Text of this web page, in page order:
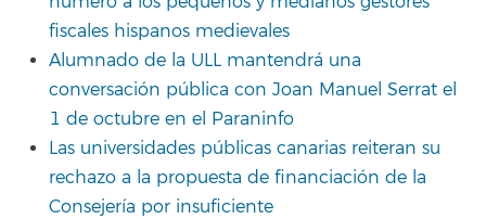
fiscales hispanos medievales
Alumnado de la ULL mantendrá una
conversación pública con Joan Manuel Serrat el
1 de octubre en el Paraninfo
Las universidades públicas canarias reiteran su
rechazo a la propuesta de financiación de la
Consejería por insuficiente